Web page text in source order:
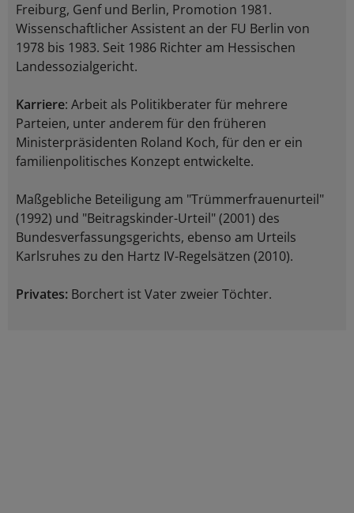
Freiburg, Genf und Berlin, Promotion 1981.
Wissenschaftlicher Assistent an der FU Berlin von
1978 bis 1983. Seit 1986 Richter am Hessischen
Landessozialgericht.
Karriere: Arbeit als Politikberater für mehrere
Parteien, unter anderem für den früheren
Ministerpräsidenten Roland Koch, für den er ein
familienpolitisches Konzept entwickelte.
Maßgebliche Beteiligung am "Trümmerfrauenurteil"
(1992) und "Beitragskinder-Urteil" (2001) des
Bundesverfassungsgerichts, ebenso am Urteils
Karlsruhes zu den Hartz IV-Regelsätzen (2010).
Privates: Borchert ist Vater zweier Töchter.